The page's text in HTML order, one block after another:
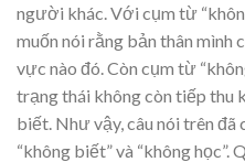
người khác. Với cụm từ
muốn nói rằng bản thân
vực nào đó. Còn cụm từ
trạng thái không còn tiếp thu
biết. Như vậy, câu nói trên
“không biết” và “không học”.